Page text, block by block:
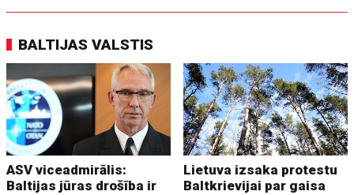
BALTIJAS VALSTIS
ASV viceadmirālis:
Baltijas jūras drošība ir
Lietuva izsaka protestu
Baltkrievijai par gaisa